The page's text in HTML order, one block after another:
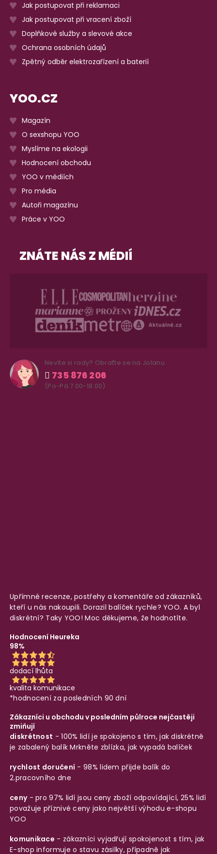
Jak postupovat při reklamaci
Jak postupovat při vracení zboží
Doplňkové služby a slevové akce
Ochrana osobních údajů
Zpětný odběr elektrozařízení a baterií
YOO.CZ
Magazín
O sexshopu YOO
Myslíme na ekologii
Hodnocení obchodu
YOO v médiích
Pro média
Autoři magazínu
Práce v YOO
ZNÁTE NÁS Z MÉDIÍ
Nevíte si rady? Obraťte se na Jolanu
735 876 206
(Po-Pá 7.00-18.00)
Upřímné recenze, postřehy a komentáře od zákazníků,
kteří u nás nakoupili. Dorazil balíček rychle? YOO. A byl
diskrétní? Taky YOO! Moc děkujeme, že hodnotíte.
Hodnocení Heureka
98%
dodací lhůta
kvalita komunikace
*hodnocení za posledních 90 dní
Zákazníci u obchodu v posledním půlroce nejčastěji
zmiňují
diskrétnost - 100% lidí je spokojeno s tím, jak diskrétně
je zabalený balíkMrkněte zblízka, jak vypadá balíček
rychlost doručení - 98% lidem přijde balík do
2.pracovního dne
ceny- pro 97% lidí jsou ceny zboží odpovídající, 25% lidí
považuje příznivé ceny jako největší výhodu e-shopu
YOO
komunikace - zákazníci vyjadřují spokojenost s tím, jak
E-shop informuje o stavu zásilky, případně jak